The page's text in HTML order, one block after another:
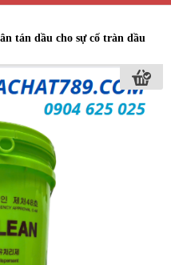
tán dầu cho sự cố tràn dầu